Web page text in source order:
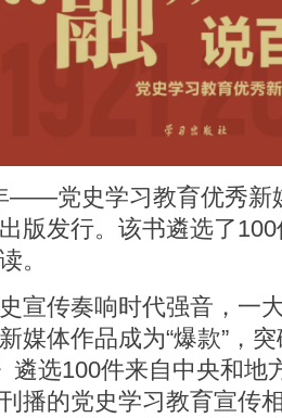
——党史学习教育优秀新
版发行。该书遴选了
。
宣传奏响时代强音，一
媒体作品成为“爆款”，
》遴选100件来自中央和
播的党史学习教育宣传